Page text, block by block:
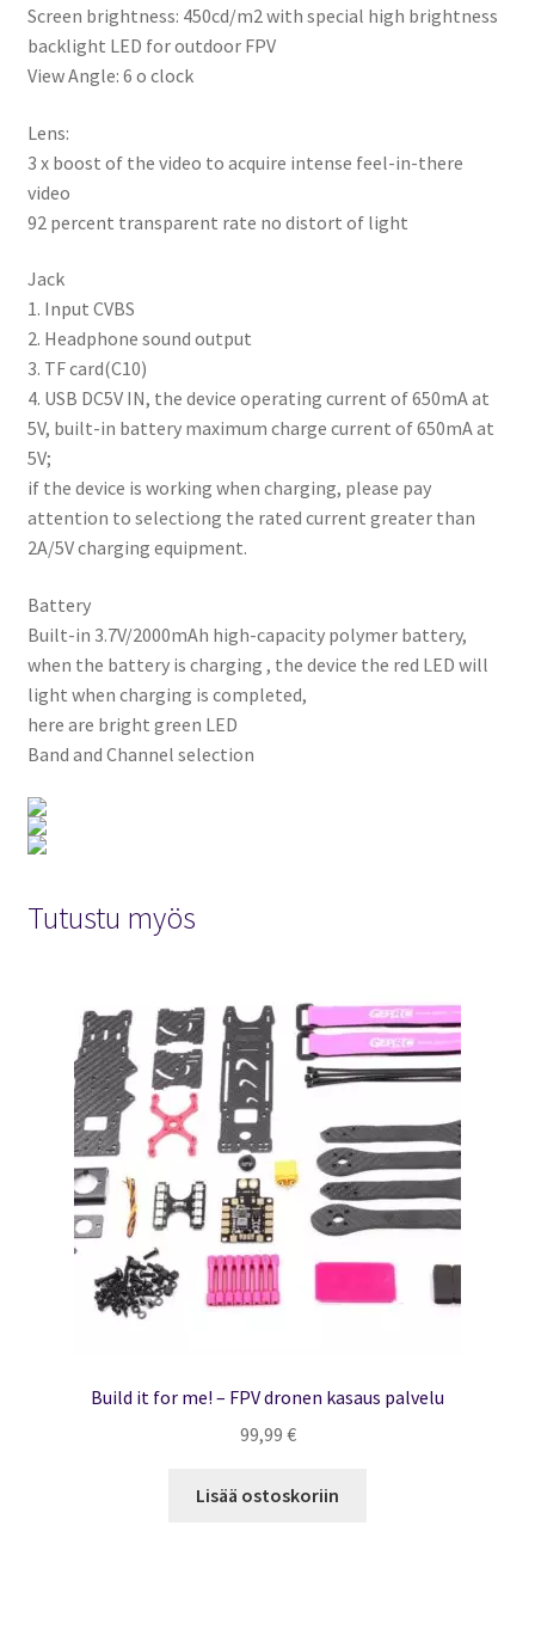
Screen brightness: 450cd/m2 with special high brightness
backlight LED for outdoor FPV
View Angle: 6 o clock
Lens:
3 x boost of the video to acquire intense feel-in-there
video
92 percent transparent rate no distort of light
Jack
1. Input CVBS
2. Headphone sound output
3. TF card(C10)
4. USB DC5V IN, the device operating current of 650mA at
5V, built-in battery maximum charge current of 650mA at
5V;
if the device is working when charging, please pay
attention to selectiong the rated current greater than
2A/5V charging equipment.
Battery
Built-in 3.7V/2000mAh high-capacity polymer battery,
when the battery is charging , the device the red LED will
light when charging is completed,
here are bright green LED
Band and Channel selection
Tutustu myös
Build it for me! – FPV dronen kasaus palvelu
99,99 €
Lisää ostoskoriin